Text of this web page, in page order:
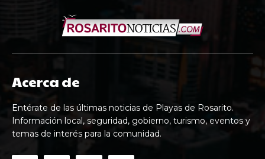
Acerca de
Entérate de las últimas noticias de Playas de Rosarito.
Información local, seguridad, gobierno, turismo, eventos y
temas de interés para la comunidad.